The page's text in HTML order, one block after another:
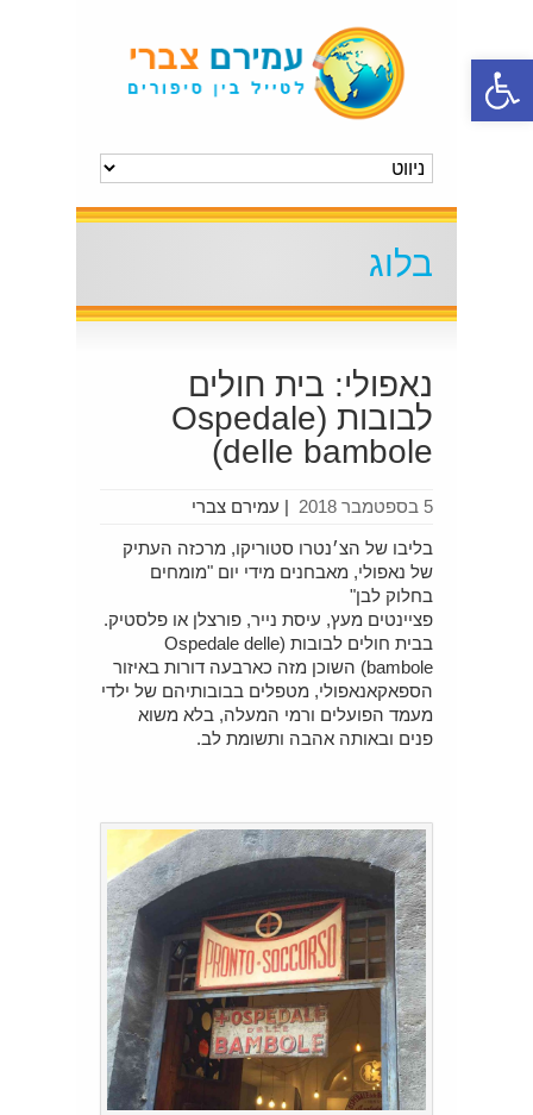
פתח סרגל נגישות
בלוג
נאפולי: בית חולים
לבובות (Ospedale
delle bambole)
עמירם צברי | 5 בספטמבר 2018
בליבו של הצ׳נטרו סטוריקו, מרכזה העתיק
של נאפולי, מאבחנים מידי יום "מומחים
בחלוק לבן"
פציינטים מעץ, עיסת נייר, פורצלן או פלסטיק.
בבית חולים לבובות (Ospedale delle
bambole) השוכן מזה כארבעה דורות באיזור
הספאקאנאפולי, מטפלים בבובותיהם של ילדי
מעמד הפועלים ורמי המעלה, בלא משוא
פנים ובאותה אהבה ותשומת לב.